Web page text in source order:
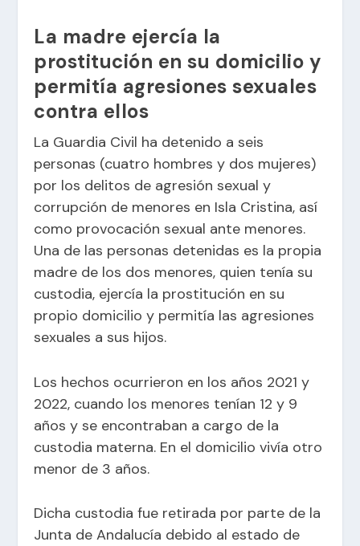
La madre ejercía la
prostitución en su domicilio y
permitía agresiones sexuales
contra ellos
La Guardia Civil ha detenido a seis
personas (cuatro hombres y dos mujeres)
por los delitos de agresión sexual y
corrupción de menores en Isla Cristina, así
como provocación sexual ante menores.
Una de las personas detenidas es la propia
madre de los dos menores, quien tenía su
custodia, ejercía la prostitución en su
propio domicilio y permitía las agresiones
sexuales a sus hijos.
Los hechos ocurrieron en los años 2021 y
2022, cuando los menores tenían 12 y 9
años y se encontraban a cargo de la
custodia materna. En el domicilio vivía otro
menor de 3 años.
Dicha custodia fue retirada por parte de la
Junta de Andalucía debido al estado de